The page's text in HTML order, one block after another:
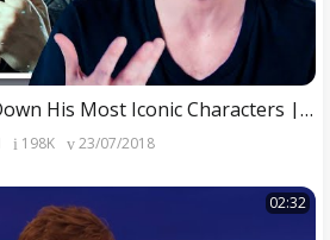
Evan Peters Breaks Down His Most Iconic Characters | GQ
198K 23/07/2018
02:32